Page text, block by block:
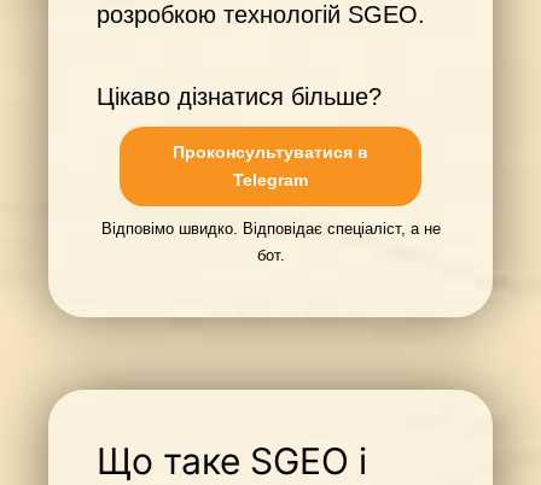
розробкою технологій SGEO.
Цікаво дізнатися більше?
Проконсультуватися в
Telegram
Відповімо швидко. Відповідає спеціаліст, а не
бот.
Що таке SGEO і